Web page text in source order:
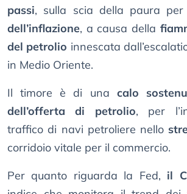
passi, sulla scia della paura per
dell’inflazione, a causa della
del petrolio innescata
in Medio Oriente.
Il timore è di una calo
dell’offerta di petrolio, per
traffico di navi petroliere nello
corridoio vitale per il commercio.
Per quanto riguarda la Fed, il